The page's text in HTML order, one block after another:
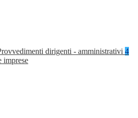
dirigenti - amministrativi 4
imprese